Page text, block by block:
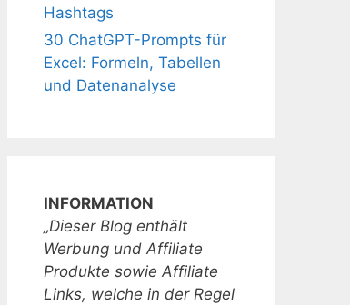
Hashtags
30 ChatGPT-Prompts für
Excel: Formeln, Tabellen
und Datenanalyse
INFORMATION
„Dieser Blog enthält
Werbung und Affiliate
Produkte sowie Affiliate
Links, welche in der Regel